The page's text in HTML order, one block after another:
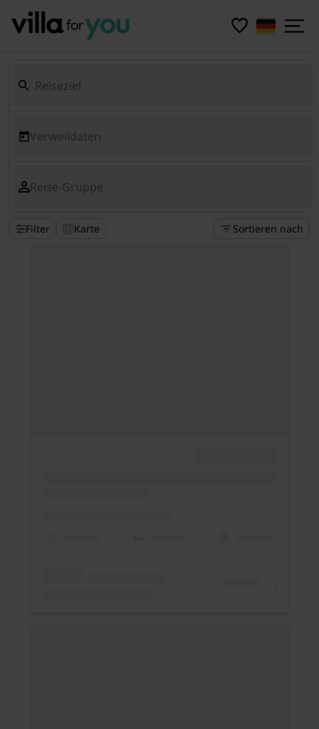
Verweildaten
Reise-Gruppe
Filter Karte Sortieren nach